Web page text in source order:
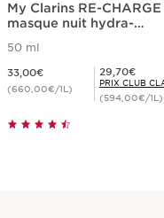
My Clarins RE-CHARGE
masque nuit hydra-
50 ml
33,00€
(660,00€/1L)
Prix Club Clarins 29,70€
29,70€
PRIX CLUB
(594,00€/1L)
Achat rapide